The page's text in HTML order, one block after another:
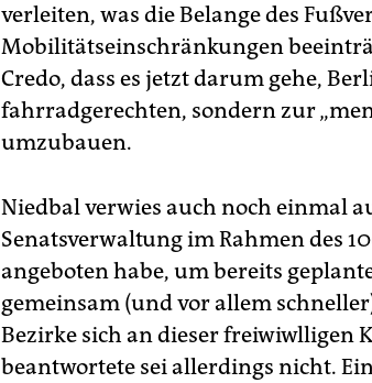
verleiten, was die Belange des
Mobilitätseinschränkungen
Credo, dass es jetzt darum gehe,
fahrradgerechten, sondern zur
umzubauen.
Niedbal verwies auch noch einmal
Senatsverwaltung im Rahmen des
angeboten habe, um bereits
gemeinsam (und vor allem
Bezirke sich an dieser freiwiwlligen
beantwortete sei allerdings nicht.